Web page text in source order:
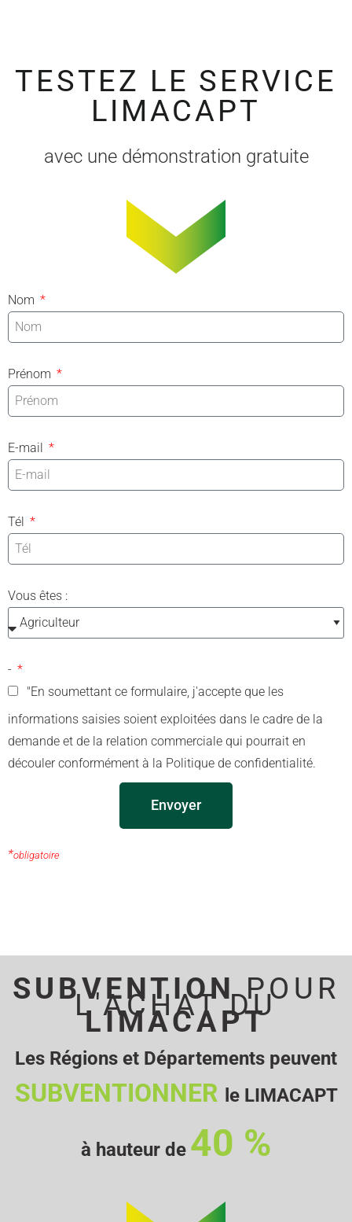
TESTEZ LE SERVICE
LIMACAPT
avec une démonstration gratuite
Nom
Prénom
E-mail
Tél
Vous êtes :
-
"En soumettant ce formulaire, j'accepte que les
informations saisies soient exploitées dans le cadre de la
demande et de la relation commerciale qui pourrait en
découler conformément à la Politique de confidentialité.
Envoyer
*obligatoire
SUBVENTIONPOUR
L'ACHAT DU
LIMACAPT
Les Régions et Départements peuvent
SUBVENTIONNER le LIMACAPT
à hauteur de 40 %